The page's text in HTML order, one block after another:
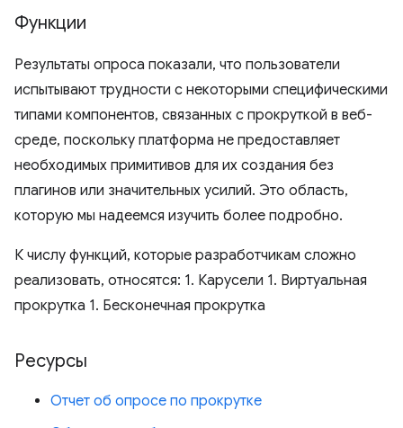
Функции
Результаты опроса показали, что пользователи
испытывают трудности с некоторыми специфическими
типами компонентов, связанных с прокруткой в ​​веб-
среде, поскольку платформа не предоставляет
необходимых примитивов для их создания без
плагинов или значительных усилий. Это область,
которую мы надеемся изучить более подробно.
К числу функций, которые разработчикам сложно
реализовать, относятся: 1. Карусели 1. Виртуальная
прокрутка 1. Бесконечная прокрутка
Ресурсы
Отчет об опросе по прокрутке